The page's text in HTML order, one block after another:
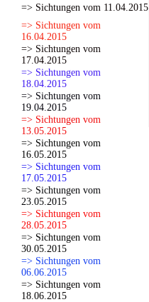
=> Sichtungen vom 11.04.2015
=> Sichtungen vom
16.04.2015
=> Sichtungen vom
17.04.2015
=> Sichtungen vom
18.04.2015
=> Sichtungen vom
19.04.2015
=> Sichtungen vom
13.05.2015
=> Sichtungen vom
16.05.2015
=> Sichtungen vom
17.05.2015
=> Sichtungen vom
23.05.2015
=> Sichtungen vom
28.05.2015
=> Sichtungen vom
30.05.2015
=> Sichtungen vom
06.06.2015
=> Sichtungen vom
18.06.2015